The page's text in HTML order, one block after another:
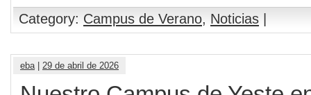
Category: Campus de Verano, Noticias
eba| 29 de abril de 2026